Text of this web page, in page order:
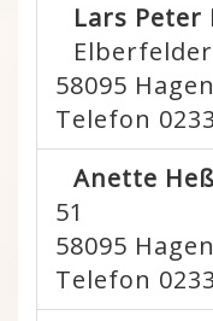
Lars Peter
58095 Hagen
Telefon
Anette Heß
51
58095 Hagen
Telefon